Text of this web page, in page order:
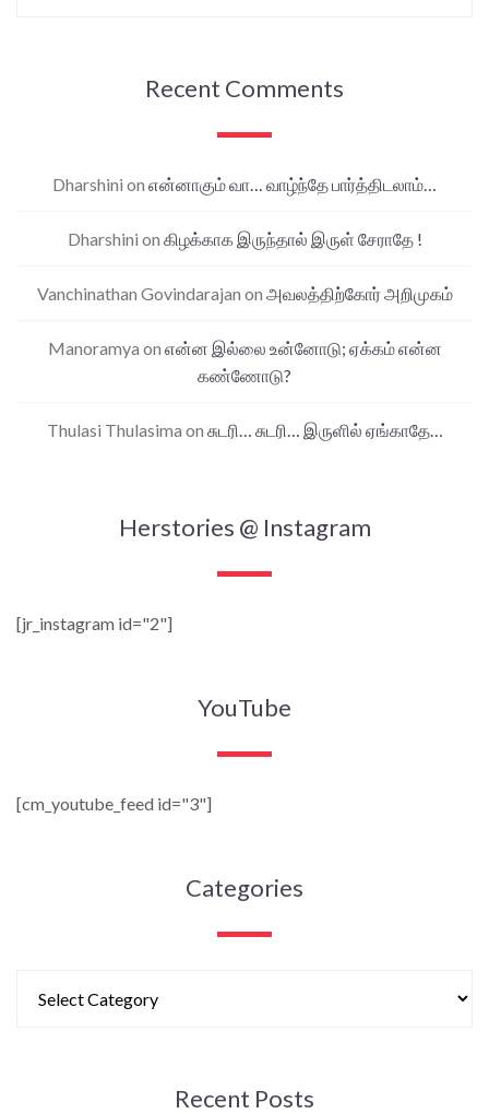
Recent Comments
Dharshini on என்னாகும் வா… வாழ்ந்தே பார்த்திடலாம்…
Dharshini on கிழக்காக இருந்தால் இருள் சேராதே !
Vanchinathan Govindarajan on அவலத்திற்கோர் அறிமுகம்
Manoramya on என்ன இல்லை உன்னோடு; ஏக்கம் என்ன
கண்ணோடு?
Thulasi Thulasima on சுடரி… சுடரி… இருளில் ஏங்காதே…
Herstories @ Instagram
[jr_instagram id="2"]
YouTube
[cm_youtube_feed id="3"]
Categories
Recent Posts